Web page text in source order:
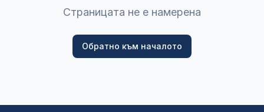
Страницата не е намерена
Обратно към началото